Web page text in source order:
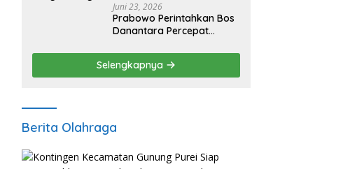
Juni 23, 2026
Prabowo Perintahkan Bos
Danantara Percepat
Pengembangan Sektor
Ekonomi Baru
Selengkapnya
Berita Olahraga